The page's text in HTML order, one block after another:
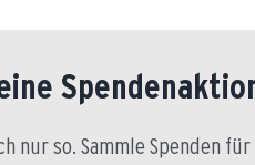
nur so. Sammle Spenden